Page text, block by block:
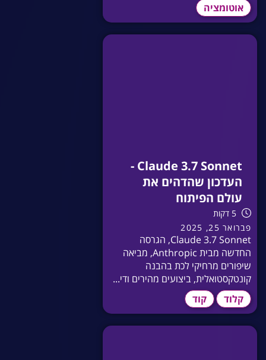
אוטומציה
Claude 3.7 Sonnet -
העדכון שהדהים את
עולם הפיתוח
5 דקות
פברואר 25, 2025
Claude 3.7 Sonnet, הגרסה
החדשה מבית Anthropic, מביאה
שיפורים מרחיקי לכת בהבנה
קונטקסטואלית, ביצועים מהירים ודי...
קלוד
קוד